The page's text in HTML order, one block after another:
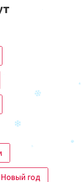
год